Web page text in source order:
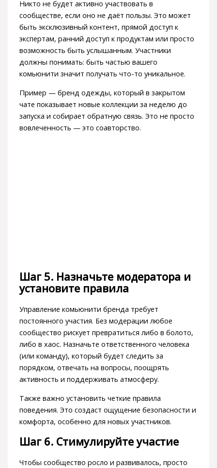
Никто не будет активно участвовать в
сообществе, если оно не даёт пользы. Это может
быть эксклюзивный контент, прямой доступ к
экспертам, ранний доступ к продуктам или просто
возможность быть услышанным. Участники
должны понимать: быть частью вашего
комьюнити значит получать что-то уникальное.
Пример — бренд одежды, который в закрытом
чате показывает новые коллекции за неделю до
запуска и собирает обратную связь. Это не просто
вовлеченность — это соавторство.
Шаг 5. Назначьте модератора и
установите правила
Управление комьюнити бренда требует
постоянного участия. Без модерации любое
сообщество рискует превратиться либо в болото,
либо в хаос. Назначьте ответственного человека
(или команду), который будет следить за
порядком, отвечать на вопросы, поощрять
активность и поддерживать атмосферу.
Также важно установить четкие правила
поведения. Это создаст ощущение безопасности и
комфорта, особенно для новых участников.
Шаг 6. Стимулируйте участие
Чтобы сообщество росло и развивалось, просто